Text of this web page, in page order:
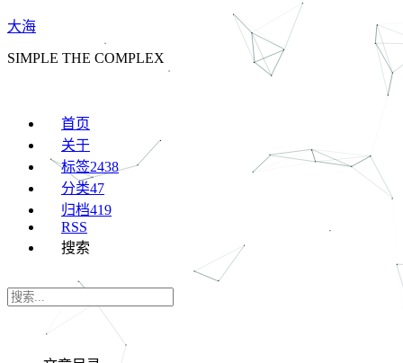
大海
SIMPLE THE COMPLEX
首页
关于
标签2438
分类47
归档419
RSS
搜索